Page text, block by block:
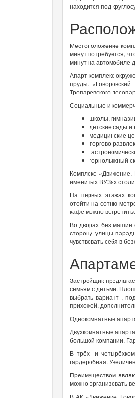
находится под
Местоположение
минут потребуется,
минут на автомобиле
Апарт-комплекс
пруды.
Тропаревского
Социальные и
школы,
детские сады и
медицинские
торгово-
горнолыжный
Комплекс
именитых ВУЗах
На первых этажах
отойти на сотню
кафе можно
Во дворах без машин
сторону улицы
чувствовать себя в
Застройщик
семьям с детьми.
выбрать вариант ,
прихожей,
Однокомнатные
Двухкомнатные
большой компании.
В трёх- и
гардеробная.
Преимуществом
можно организовать
В АК «Движение.